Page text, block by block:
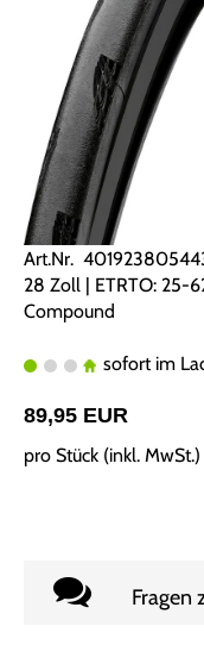
Art.Nr.
28 Zoll | ETRTO: 25-
Compound
sofort im
89,95 EUR
pro Stück (inkl. MwSt.)
Fragen